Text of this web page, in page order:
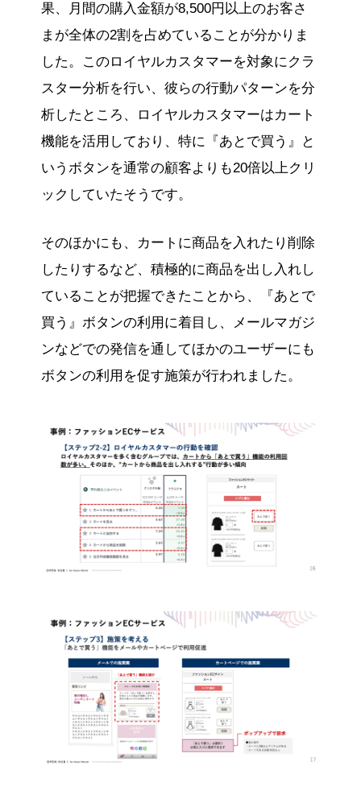
果、月間の購入金額が8,500円以上のお客さ
まが全体の2割を占めていることが分かりま
した。このロイヤルカスタマーを対象にクラ
スター分析を行い、彼らの行動パターンを分
析したところ、ロイヤルカスタマーはカート
機能を活用しており、特に『あとで買う』と
いうボタンを通常の顧客よりも20倍以上クリ
ックしていたそうです。
そのほかにも、カートに商品を入れたり削除
したりするなど、積極的に商品を出し入れし
ていることが把握できたことから、『あとで
買う』ボタンの利用に着目し、メールマガジ
ンなどでの発信を通してほかのユーザーにも
ボタンの利用を促す施策が行われました。